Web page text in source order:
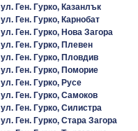
ул. Ген. Гурко, Казанлък
ул. Ген. Гурко, Карнобат
ул. Ген. Гурко, Нова Загора
ул. Ген. Гурко, Плевен
ул. Ген. Гурко, Пловдив
ул. Ген. Гурко, Поморие
ул. Ген. Гурко, Русе
ул. Ген. Гурко, Самоков
ул. Ген. Гурко, Силистра
ул. Ген. Гурко, Стара Загора